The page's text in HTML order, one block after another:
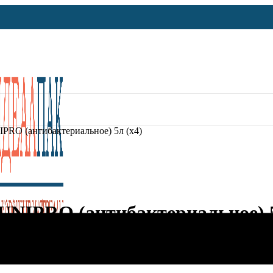
(антибактериальное) 5л (х4)
(антибактериальное)